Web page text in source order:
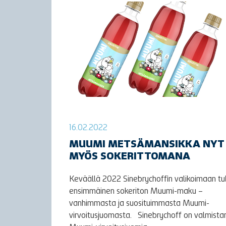
16.02.2022
MUUMI METSÄMANSIKKA NYT
MYÖS SOKERITTOMANA
Keväällä 2022 Sinebrychoffin valikoimaan
ensimmäinen sokeriton Muumi-maku –
vanhimmasta ja suosituimmasta Muumi-
virvoitusjuomasta. Sinebrychoff on